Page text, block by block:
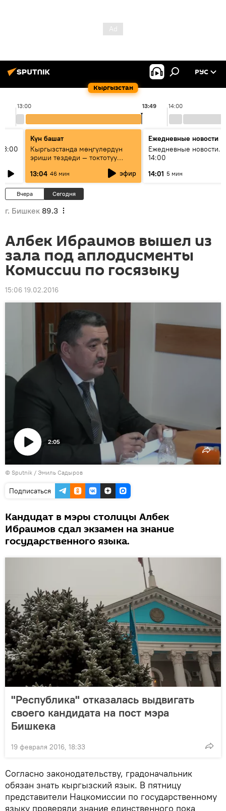
Кыргызстан
РУС
13:00 14:00
13:49
Күн башат
Кыргызстанда мөңгүлөрдүн
эриши тездеди — токтотуу
13:04 46 мин эфир
Ежедневные новости
Ежедневные новости.
14:00
14:01 5 мин
Вчера Сегодня
г. Бишкек 89.3
Албек Ибраимов вышел из
зала под аплодисменты
Комиссии по госязыку
15:06 19.02.2016
Воспроизвести
видео
2:05
© Sputnik / Эмиль Садыров
Подписаться
Кандидат в мэры столицы Албек
Ибраимов сдал экзамен на знание
государственного языка.
"Республика" отказалась выдвигать
своего кандидата на пост мэра
Бишкека
19 февраля 2016, 18:33
Согласно законодательству, градоначальник
обязан знать кыргызский язык. В пятницу
представители Нацкомиссии по государственному
языку проверяли знание единственного пока